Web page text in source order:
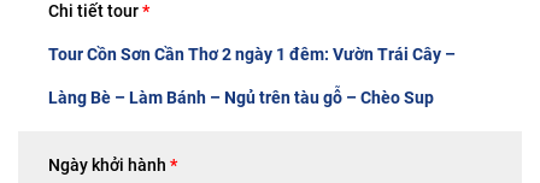
Chi tiết tour*
Tour Cồn Sơn Cần Thơ 2 ngày 1 đêm: Vườn Trái Cây –
Làng Bè – Làm Bánh – Ngủ trên tàu gỗ – Chèo Sup
Ngày khởi hành *